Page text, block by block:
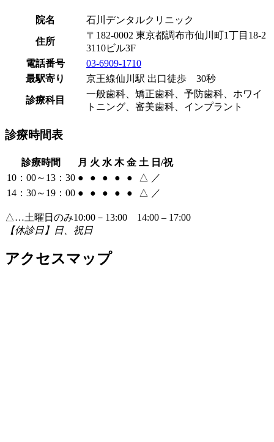
院名 石川デンタルクリニック
住所
〒182-0002 東京都調布市仙川町1丁目18-2
3110ビル3F
電話番号
03-6909-1710
最駅寄り
京王線仙川駅 出口徒歩 30秒
診療科目
一般歯科、矯正歯科、予防歯科、ホワイ
トニング、審美歯科、インプラント
診療時間表
診療時間 月 火 水 木 金 土 日/祝
10：00～13：30 ● ● ● ● ● △ ／
14：30～19：00 ● ● ● ● ● △ ／
△…土曜日のみ10:00－13:00 14:00 – 17:00
【休診日】日、祝日
アクセスマップ